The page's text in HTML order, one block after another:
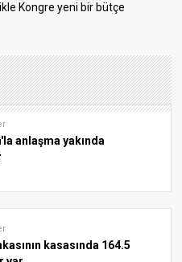
Kongre yeni bir bütçe
anlaşma yakında
kasasında 164.5